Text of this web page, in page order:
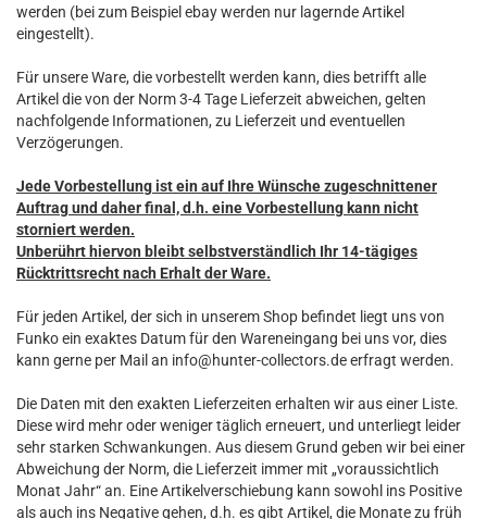
werden (bei zum Beispiel ebay werden nur lagernde Artikel
eingestellt).
Für unsere Ware, die vorbestellt werden kann, dies betrifft alle
Artikel die von der Norm 3-4 Tage Lieferzeit abweichen, gelten
nachfolgende Informationen, zu Lieferzeit und eventuellen
Verzögerungen.
Jede Vorbestellung ist ein auf Ihre Wünsche zugeschnittener
Auftrag und daher final, d.h. eine Vorbestellung kann nicht
storniert werden.
Unberührt hiervon bleibt selbstverständlich Ihr 14-tägiges
Rücktrittsrecht nach Erhalt der Ware.
Für jeden Artikel, der sich in unserem Shop befindet liegt uns von
Funko ein exaktes Datum für den Wareneingang bei uns vor, dies
kann gerne per Mail an info@hunter-collectors.de erfragt werden.
Die Daten mit den exakten Lieferzeiten erhalten wir aus einer Liste.
Diese wird mehr oder weniger täglich erneuert, und unterliegt leider
sehr starken Schwankungen. Aus diesem Grund geben wir bei einer
Abweichung der Norm, die Lieferzeit immer mit „voraussichtlich
Monat Jahr“ an. Eine Artikelverschiebung kann sowohl ins Positive
als auch ins Negative gehen, d.h. es gibt Artikel, die Monate zu früh